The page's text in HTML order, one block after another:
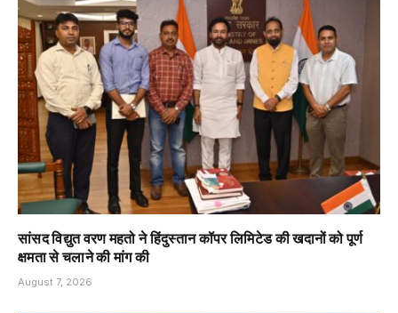
सांसद विद्युत वरण महतो ने हिंदुस्तान कॉपर लिमिटेड की खदानों को पूर्ण
क्षमता से चलाने की मांग की
August 7, 2026